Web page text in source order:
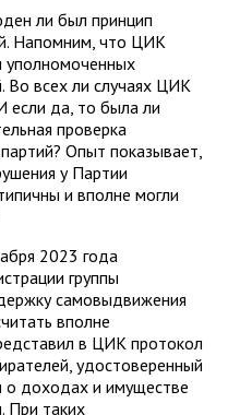
ли был принцип
Напомним, что ЦИК
уполномоченных
Во всех ли случаях ЦИК
если да, то была ли
проверка
Опыт показывает,
у Партии
и вполне могли
2023 года
группы
самовыдвижения
вполне
в ЦИК протокол
удостоверенный
о доходах и имуществе
При таких